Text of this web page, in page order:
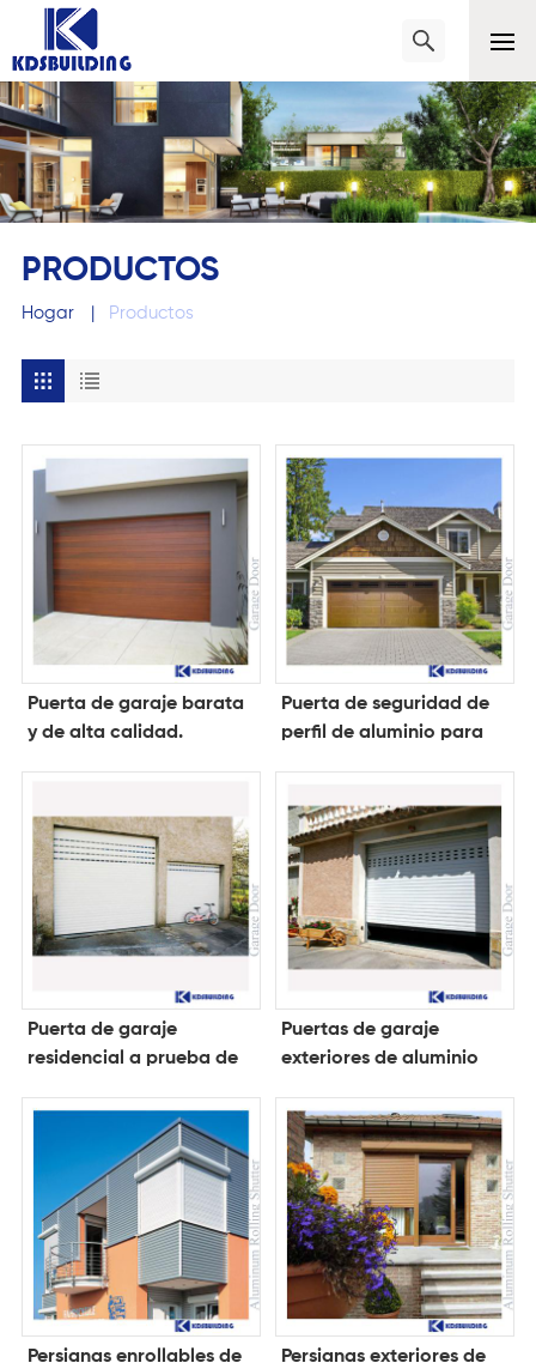
PRODUCTOS
Hogar | Productos
Puerta de garaje barata
y de alta calidad.
Puerta de seguridad de
perfil de aluminio para
Puerta de garaje
residencial a prueba de
Puertas de garaje
exteriores de aluminio
Persianas enrollables de
Persianas exteriores de